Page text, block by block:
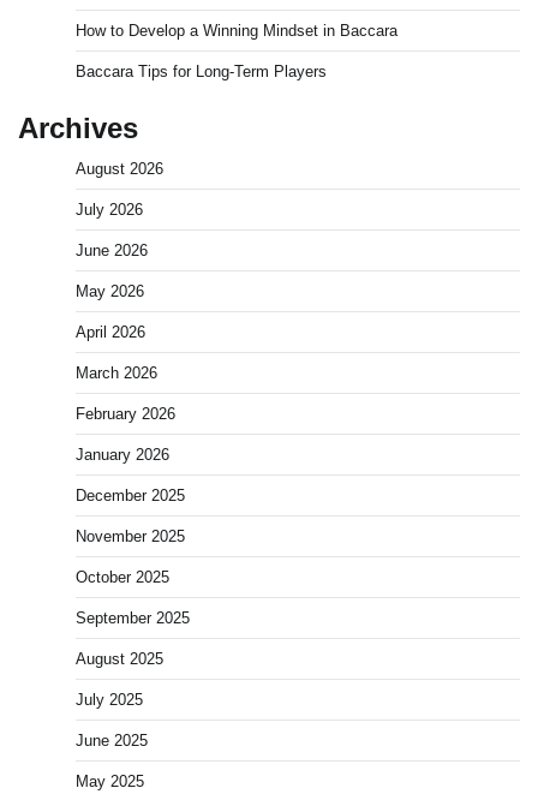
How to Develop a Winning Mindset in Baccara
Baccara Tips for Long-Term Players
Archives
August 2026
July 2026
June 2026
May 2026
April 2026
March 2026
February 2026
January 2026
December 2025
November 2025
October 2025
September 2025
August 2025
July 2025
June 2025
May 2025